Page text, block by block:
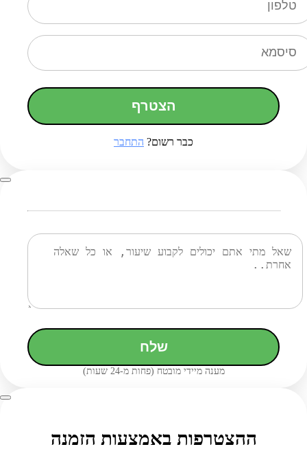
הצטרף
כבר רשום? התחבר
שלח
מענה מיידי מובטח (פחות מ-24 שעות)
ההצטרפות באמצעות הזמנה